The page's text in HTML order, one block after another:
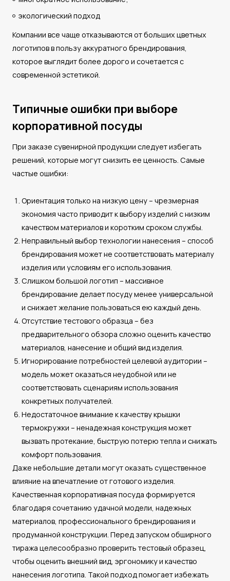
экологический подход
Компании все чаще отказываются от больших цветных
логотипов в пользу аккуратного брендирования,
которое выглядит более дорого и сочетается с
современной эстетикой.
Типичные ошибки при выборе
корпоративной посуды
При заказе сувенирной продукции следует избегать
решений, которые могут снизить ее ценность. Самые
частые ошибки:
Ориентация только на низкую цену – чрезмерная
экономия часто приводит к выбору изделий с низким
качеством материалов и коротким сроком службы.
Неправильный выбор технологии нанесения – способ
брендирования может не соответствовать материалу
изделия или условиям его использования.
Слишком большой логотип – массивное
брендирование делает посуду менее универсальной
и снижает желание пользоваться ею каждый день.
Отсутствие тестового образца – без
предварительного обзора сложно оценить качество
материалов, нанесение и общий вид изделия.
Игнорирование потребностей целевой аудитории –
модель может оказаться неудобной или не
соответствовать сценариям использования
конкретных получателей.
Недостаточное внимание к качеству крышки
термокружки – ненадежная конструкция может
вызвать протекание, быструю потерю тепла и снижать
комфорт пользования.
Даже небольшие детали могут оказать существенное
влияние на впечатление от готового изделия.
Качественная корпоративная посуда формируется
благодаря сочетанию удачной модели, надежных
материалов, профессионального брендирования и
продуманной конструкции. Перед запуском обширного
тиража целесообразно проверить тестовый образец,
чтобы оценить внешний вид, эргономику и качество
нанесения логотипа. Такой подход помогает избежать